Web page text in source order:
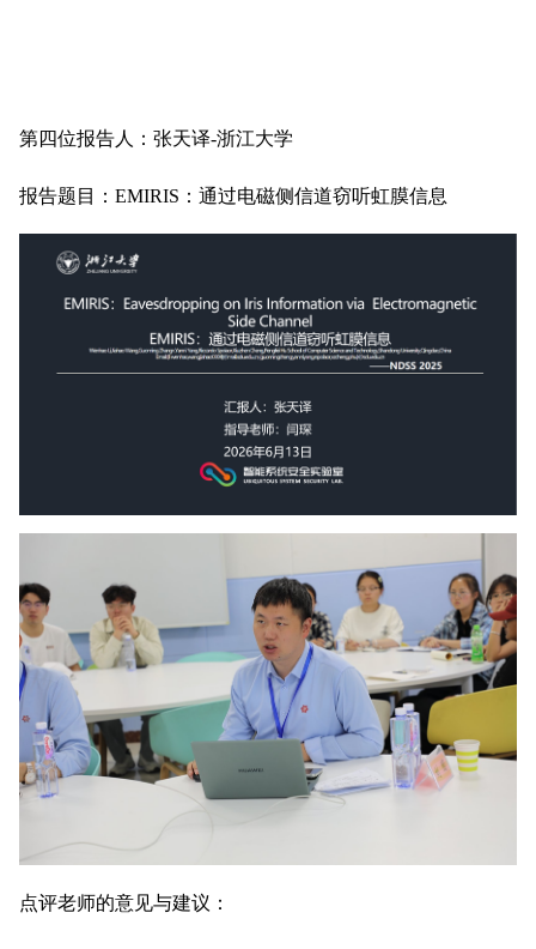
第四位报告人：张天译-浙江大学
报告题目：EMIRIS：通过电磁侧信道窃听虹膜信息
点评老师的意见与建议：